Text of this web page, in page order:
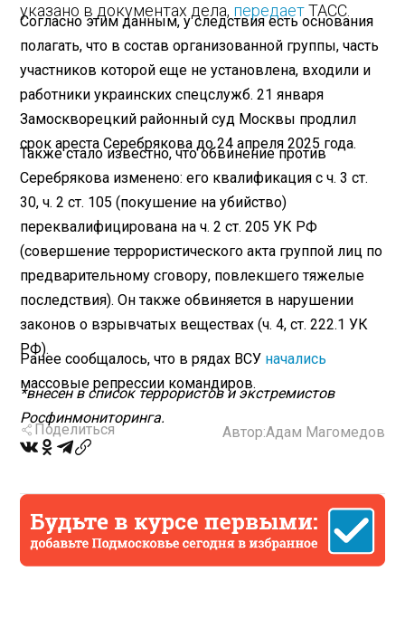
указано в документах дела, передаетТАСС.
Согласно этим данным, у следствия есть основания
полагать, что в состав организованной группы, часть
участников которой еще не установлена, входили и
работники украинских спецслужб. 21 января
Замоскворецкий районный суд Москвы продлил
срок ареста Серебрякова до 24 апреля 2025 года.
Также стало известно, что обвинение против
Серебрякова изменено: его квалификация с ч. 3 ст.
30, ч. 2 ст. 105 (покушение на убийство)
переквалифицирована на ч. 2 ст. 205 УК РФ
(совершение террористического акта группой лиц по
предварительному сговору, повлекшего тяжелые
последствия). Он также обвиняется в нарушении
законов о взрывчатых веществах (ч. 4, ст. 222.1 УК
РФ).
Ранее сообщалось, что в рядах ВСУ начались
массовые репрессии командиров.
*внесен в список террористов и экстремистов
Росфинмониторинга.
Поделиться Автор:Адам Магомедов